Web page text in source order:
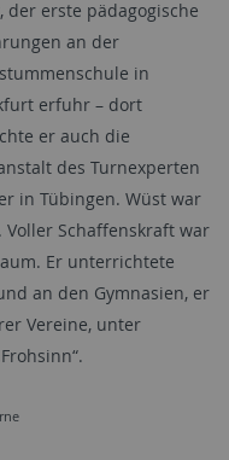
der erste pädagogische
an der
in
erfuhr – dort
er auch die
des Turnexperten
in Tübingen. Wüst war
Schaffenskraft war
Er unterrichtete
an den Gymnasien, er
Vereine, unter